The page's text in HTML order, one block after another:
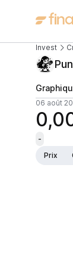
Invest
06 août
-
Prix